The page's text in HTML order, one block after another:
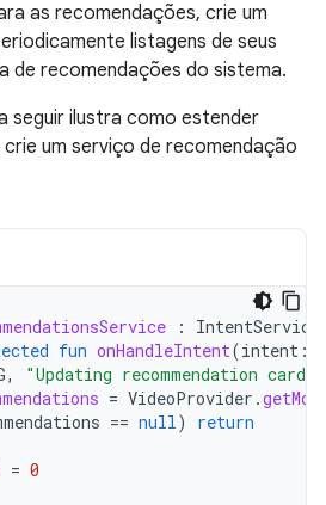
as recomendações, crie um
listagens de seus
de recomendações do sistema.
seguir ilustra como estender
crie um serviço de recomendação
: IntentService
fun onHandleIntent(intent :
,
"Updating recommendation cards"
= VideoProvider .
== null) return
= 0